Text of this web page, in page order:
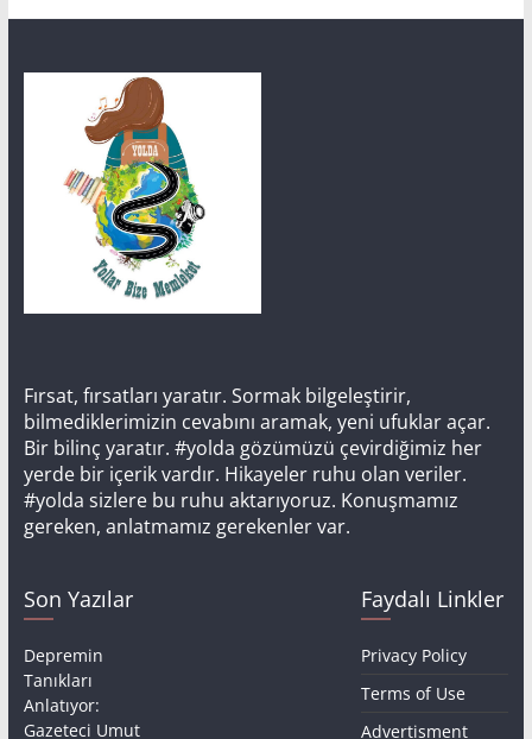
Fırsat, fırsatları yaratır. Sormak bilgeleştirir,
bilmediklerimizin cevabını aramak, yeni ufuklar açar.
Bir bilinç yaratır. #yolda gözümüzü çevirdiğimiz her
yerde bir içerik vardır. Hikayeler ruhu olan veriler.
#yolda sizlere bu ruhu aktarıyoruz. Konuşmamız
gereken, anlatmamız gerekenler var.
Son Yazılar
Depremin
Tanıkları
Anlatıyor:
Gazeteci Umut
Faydalı Linkler
Privacy Policy
Terms of Use
Advertisment